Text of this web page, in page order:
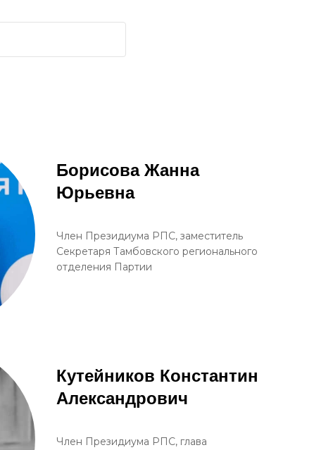
Борисова Жанна
Юрьевна
Член Президиума РПС, заместитель
Секретаря Тамбовского регионального
отделения Партии
Кутейников Константин
Александрович
Член Президиума РПС, глава